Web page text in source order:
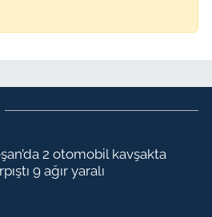
2 otomobil kavşakta
9 ağır yaralı